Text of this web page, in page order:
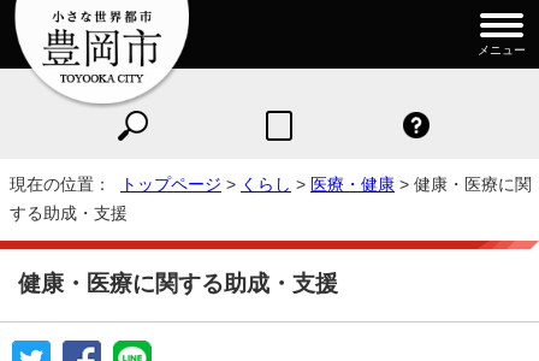
メニュー
現在の位置： トップページ > くらし > 医療・健康 > 健康・医療に関
する助成・支援
健康・医療に関する助成・支援